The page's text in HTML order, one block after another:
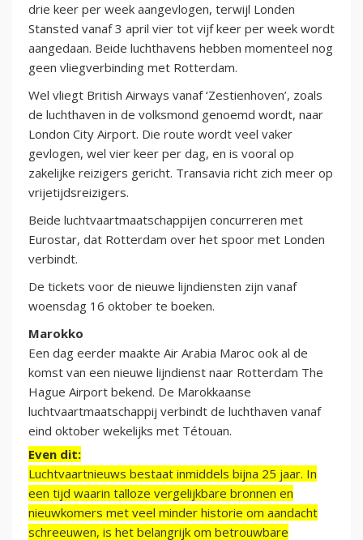
drie keer per week aangevlogen, terwijl Londen
Stansted vanaf 3 april vier tot vijf keer per week wordt
aangedaan. Beide luchthavens hebben momenteel nog
geen vliegverbinding met Rotterdam.
Wel vliegt British Airways vanaf ‘Zestienhoven’, zoals
de luchthaven in de volksmond genoemd wordt, naar
London City Airport. Die route wordt veel vaker
gevlogen, wel vier keer per dag, en is vooral op
zakelijke reizigers gericht. Transavia richt zich meer op
vrijetijdsreizigers.
Beide luchtvaartmaatschappijen concurreren met
Eurostar, dat Rotterdam over het spoor met Londen
verbindt.
De tickets voor de nieuwe lijndiensten zijn vanaf
woensdag 16 oktober te boeken.
Marokko
Een dag eerder maakte Air Arabia Maroc ook al de
komst van een nieuwe lijndienst naar Rotterdam The
Hague Airport bekend. De Marokkaanse
luchtvaartmaatschappij verbindt de luchthaven vanaf
eind oktober wekelijks met Tétouan.
Even dit:
Luchtvaartnieuws bestaat inmiddels bijna 25 jaar. In
een tijd waarin talloze vergelijkbare bronnen en
nieuwkomers met veel minder historie om aandacht
schreeuwen, is het belangrijk om betrouwbare